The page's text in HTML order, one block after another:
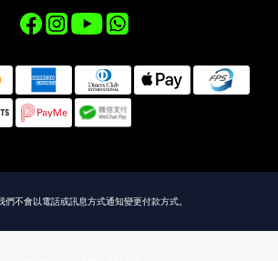
們不會以電話或訊息方式通知變更付款方式。